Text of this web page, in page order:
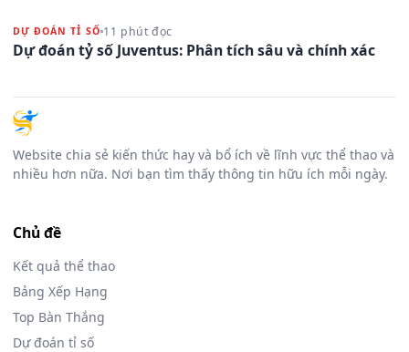
DỰ ĐOÁN TỈ SỐ 11 phút đọc
Dự đoán tỷ số Juventus: Phân tích sâu và chính xác
Website chia sẻ kiến thức hay và bổ ích về lĩnh vực thể thao và
nhiều hơn nữa. Nơi bạn tìm thấy thông tin hữu ích mỗi ngày.
Chủ đề
Kết quả thể thao
Bảng Xếp Hạng
Top Bàn Thắng
Dự đoán tỉ số